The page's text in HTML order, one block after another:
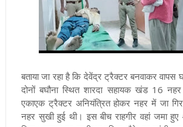
बताया जा रहा है कि देवेंद्र ट्रैक्टर बनवाकर वापस
दोनों बघौना स्थित शारदा सहायक खंड 16
एकाएक ट्रैक्टर अनियंत्रित होकर नहर में जा
नहर सुखी हुई थी। इस बीच राहगीर वहां जमा